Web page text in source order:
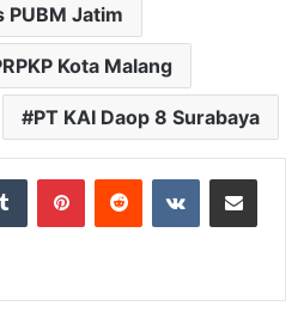
PUBM Jatim
Kota Malang
PT KAI Daop 8 Surabaya
Tumblr PinterestReddit VKontakteShare via Email